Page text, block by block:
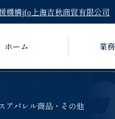
機構jfo 上海吉秋商貿有限公司
ホーム 業
アパレル商品・その他